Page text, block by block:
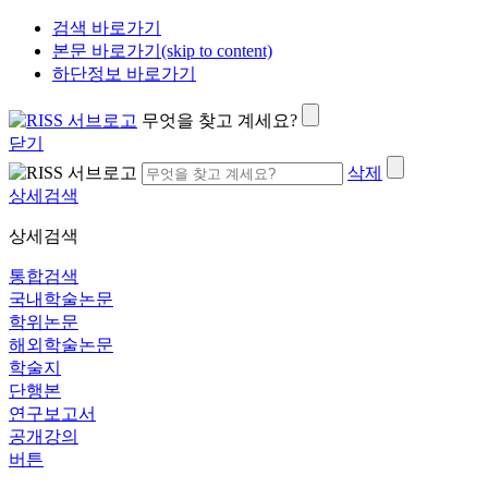
검색 바로가기
본문 바로가기(skip to content)
하단정보 바로가기
무엇을 찾고 계세요?
닫기
삭제
상세검색
상세검색
통합검색
국내학술논문
학위논문
해외학술논문
학술지
단행본
연구보고서
공개강의
버튼